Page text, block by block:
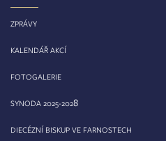
ZPRÁVY
KALENDÁŘ AKCÍ
FOTOGALERIE
SYNODA 2025-2028
DIECÉZNÍ BISKUP VE FARNOSTECH